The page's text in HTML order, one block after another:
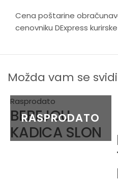
Cena poštarine
cenovniku DExpress
Možda vam se svidi
Rasprodato
BEBEJOU
KADICA SLON